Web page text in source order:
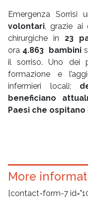
Emergenza Sorrisi
volontari, grazie ai
chirurgiche in 23
ora 4.863 bambini
il sorriso. Uno dei
formazione e
infermieri locali;
beneficiano
Paesi che
More
[contact-form-7